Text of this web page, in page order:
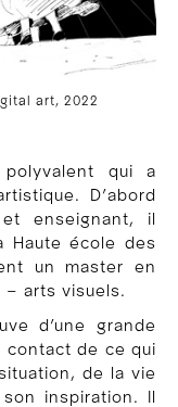
art, 2022
qui a
D’abord
enseignant, il
Haute école des
un master en
– arts visuels.
d’une grande
contact de ce qui
situation, de la vie
inspiration. Il